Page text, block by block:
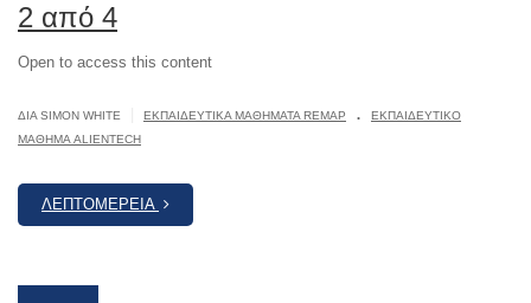
2 από 4
Open to access this content
ΔΙΆ SIMON WHITE ΕΚΠΑΙΔΕΥΤΙΚΆ ΜΑΘΉΜΑΤΑ REMAP .
ΕΚΠΑΙΔΕΥΤΙΚΌ
ΜΆΘΗΜΑ ALIENTECH
ΛΕΠΤΟΜΈΡΕΙΑ